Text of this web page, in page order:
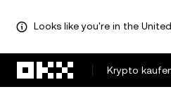
Looks like you're in the
Krypto